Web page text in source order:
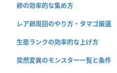
卵の効率的な集め方
レア卵周回のやり方・タマゴ厳選
生態ランクの効率的な上げ方
突然変異のモンスター一覧と条件